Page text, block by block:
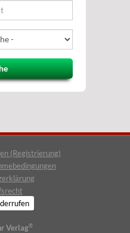
(Registrierung)
Verlag®